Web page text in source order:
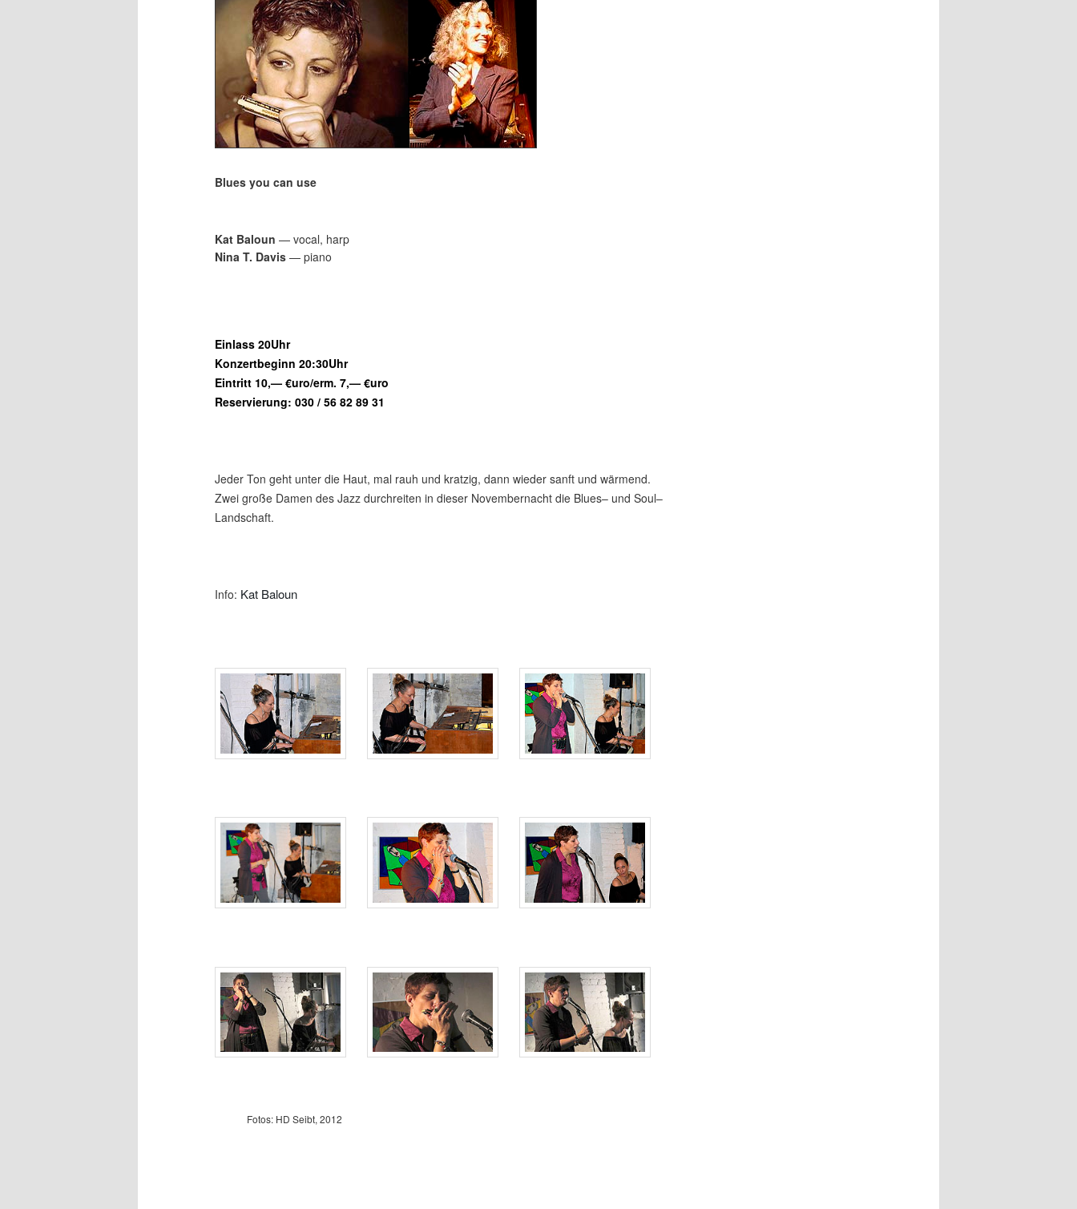
Blues you can use
Kat Baloun — vocal, harp
Nina T. Davis — piano
Einlass 20Uhr
Konzertbeginn 20:30Uhr
Eintritt 10,— €uro/erm. 7,— €uro
Reservierung: 030 / 56 82 89 31
Jeder Ton geht unter die Haut, mal rauh und kratzig, dann wieder sanft und wärmend.
Zwei große Damen des Jazz durchreiten in dieser Novembernacht die Blues– und Soul–
Landschaft.
Info: Kat Baloun
Fotos: HD Seibt, 2012